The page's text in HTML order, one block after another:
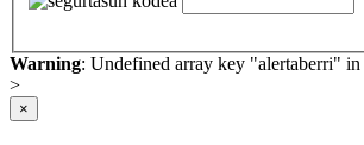
Warning: Undefined array key "alertaberri" in
>
×